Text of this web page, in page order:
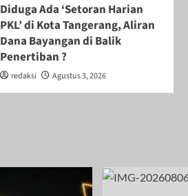
Diduga Ada ‘Setoran Harian
PKL’ di Kota Tangerang, Aliran
Dana Bayangan di Balik
Penertiban ?
redaksi Agustus 3, 2026